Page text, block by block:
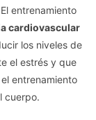
entrenamiento
cardiovascular
los niveles de
el estrés y que
entrenamiento
cuerpo.